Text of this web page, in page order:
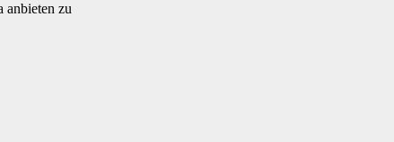
anbieten zu